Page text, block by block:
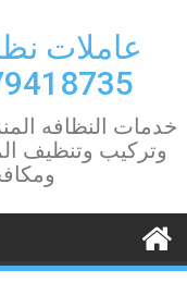
contentعاملات
0549362075
خدمات النظافه
وتركيب وتنظيف